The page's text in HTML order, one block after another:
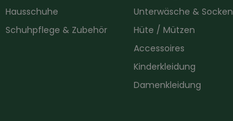
Hausschuhe
Schuhpflege & Zubehör
Unterwäsche & Socken
Hüte / Mützen
Accessoires
Kinderkleidung
Damenkleidung